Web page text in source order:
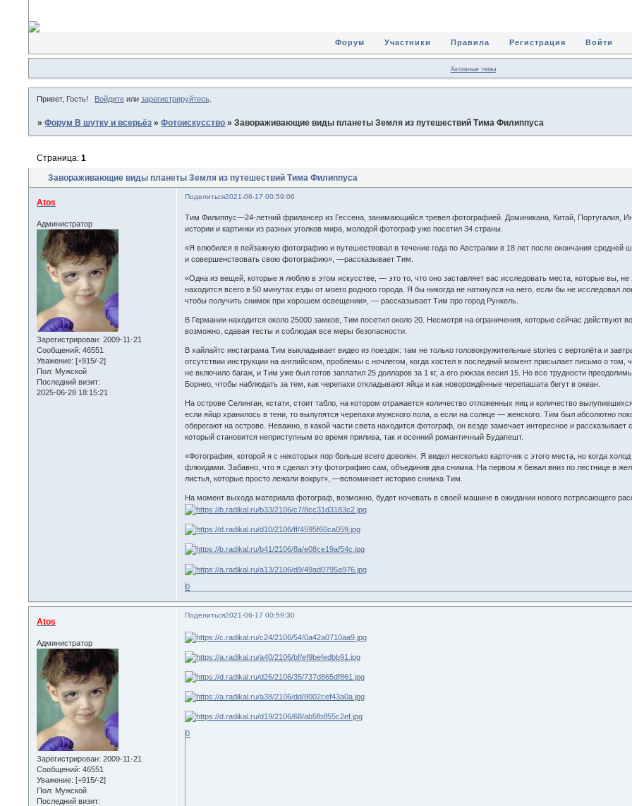
Форум Участники Правила Регистрация Войти
Активные темы
Привет, Гость! Войдитеили зарегистрируйтесь.
»Форум В шутку и всерьёз »Фотоискусство »Завораживающие виды планеты Земля из путешествий Тима Филиппуса
Завораживающие виды планеты Земля из путешествий Тима Филиппуса
Страница:1
Поделиться2021-06-17 00:59:06
Atos
Администратор
Зарегистрирован: 2009-11-21
Сообщений: 46551
Уважение: [+915/-2]
Пол: Мужской
Последний визит:
2025-06-28 18:15:21
Тим Филиппус—24-летний фрилансер из Гессена, занимающийся тревел фотографией. Доминикана, Китай,
истории и картинки из разных уголков мира, молодой фотограф уже посетил 34 страны.
«Я влюбился в пейзажную фотографию и путешествовал в течение года по Австралии в 18 лет после окончания
и совершенствовать свою фотографию», —рассказывает Тим.
«Одна из вещей, которые я люблю в этом искусстве, — это то, что оно заставляет вас исследовать места, которые вы,
находится всего в 50 минутах езды от моего родного города. Я бы никогда не наткнулся на него, если бы не исследовал
чтобы получить снимок при хорошем освещении», — рассказывает Тим про город Рункель.
В Германии находится около 25000 замков, Тим посетил около 20. Несмотря на ограничения, которые сейчас
возможно, сдавая тесты и соблюдая все меры безопасности.
В хайлайтс инстаграма Тим выкладывает видео из поездок: там не только головокружительные stories с вертолёта и
отсутствии инструкции на английском, проблемы с ночлегом, когда хостел в последний момент присылает письмо о том,
не включило багаж, и Тим уже был готов заплатил 25 долларов за 1 кг, а его рюкзак весил 15. Но все трудности
Борнео, чтобы наблюдать за тем, как черепахи откладывают яйца и как новорождённые черепашата бегут в океан.
На острове Селинган, кстати, стоит табло, на котором отражается количество отложенных яиц и количество
если яйцо хранилось в тени, то вылупятся черепахи мужского пола, а если на солнце — женского. Тим был абсолютно
оберегают на острове. Неважно, в какой части света находится фотограф, он везде замечает интересное и
который становится неприступным во время прилива, так и осенний романтичный Будапешт.
«Фотография, которой я с некоторых пор больше всего доволен. Я видел несколько карточек с этого места, но когда
флюидами. Забавно, что я сделал эту фотографию сам, объединив два снимка. На первом я бежал вниз по лестнице в
листья, которые просто лежали вокруг», —вспоминает историю снимка Тим.
На момент выхода материала фотограф, возможно, будет ночевать в своей машине в ожидании нового потрясающего
0
Поделиться2021-06-17 00:59:30
Atos
Администратор
Зарегистрирован: 2009-11-21
Сообщений: 46551
Уважение: [+915/-2]
Пол: Мужской
Последний визит:
0